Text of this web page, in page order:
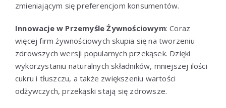
zmieniającym się preferencjom konsumentów.
Innowacje w Przemyśle Żywnościowym: Coraz
więcej firm żywnościowych skupia się na tworzeniu
zdrowszych wersji popularnych przekąsek. Dzięki
wykorzystaniu naturalnych składników, mniejszej ilości
cukru i tłuszczu, a także zwiększeniu wartości
odżywczych, przekąski stają się zdrowsze.